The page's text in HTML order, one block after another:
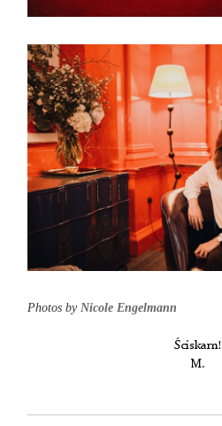
Photos byNicole Engelmann
Ściskam!
M.